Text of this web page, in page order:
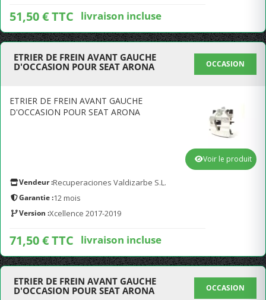
51,50 € TTC livraison incluse
ETRIER DE FREIN AVANT GAUCHE
D'OCCASION POUR SEAT ARONA
OCCASION
ETRIER DE FREIN AVANT GAUCHE
D'OCCASION POUR SEAT ARONA
Vendeur :Recuperaciones Valdizarbe S.L.
Garantie :12 mois
Version :Xcellence 2017-2019
71,50 € TTC livraison incluse
Voir le produit
ETRIER DE FREIN AVANT GAUCHE
D'OCCASION POUR SEAT ARONA
OCCASION